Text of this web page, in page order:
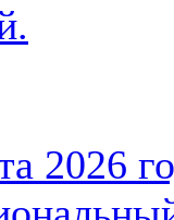
2026